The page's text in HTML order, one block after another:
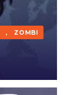
, ZOMBI